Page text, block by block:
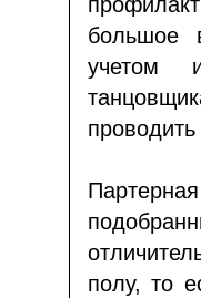
большое
учетом
полу, то